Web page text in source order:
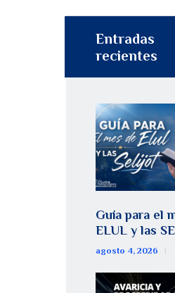
Entradas
recientes
Guía para el
ELUL y las
agosto 4, 2026